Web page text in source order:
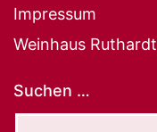
Impressum
Weinhaus Ruthardt
Suchen …